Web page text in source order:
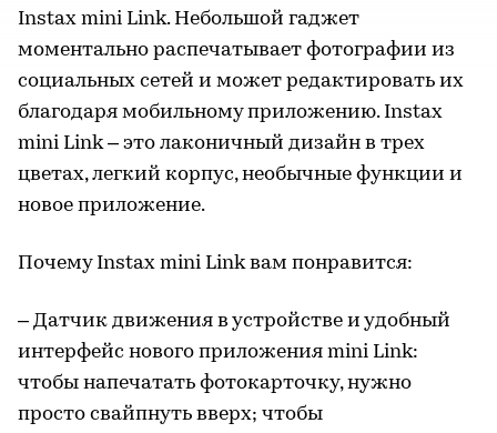
Instax mini Link. Небольшой гаджет
моментально распечатывает фотографии из
социальных сетей и может редактировать их
благодаря мобильному приложению. Instax
mini Link – это лаконичный дизайн в трех
цветах, легкий корпус, необычные функции и
новое приложение.
Почему Instax mini Link вам понравится:
– Датчик движения в устройстве и удобный
интерфейс нового приложения mini Link:
чтобы напечатать фотокарточку, нужно
просто свайпнуть вверх; чтобы